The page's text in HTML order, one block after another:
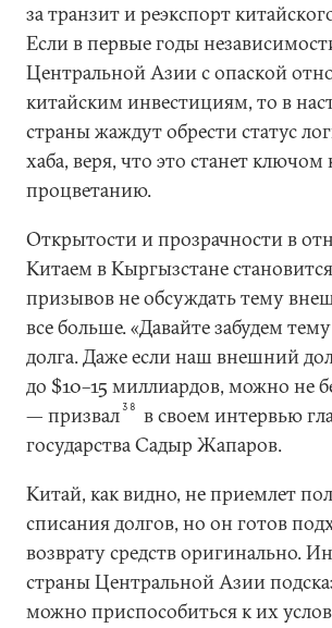
за транзит и реэкспорт
Если в первые годы
Центральной Азии с опаской
китайским инвестициям, то в
страны жаждут обрести статус
хаба, веря, что это станет ключом
процветанию.
Открытости и прозрачности в
Китаем в Кыргызстане
призывов не обсуждать тему
все больше. «Давайте забудем
долга. Даже если наш внешний
до $10–15 миллиардов, можно не
— призвал38
в своем интервью
государства Садыр Жапаров.
Китай, как видно, не приемлет
списания долгов, но он готов
возврату средств оригинально.
страны Центральной Азии
можно приспособиться к их